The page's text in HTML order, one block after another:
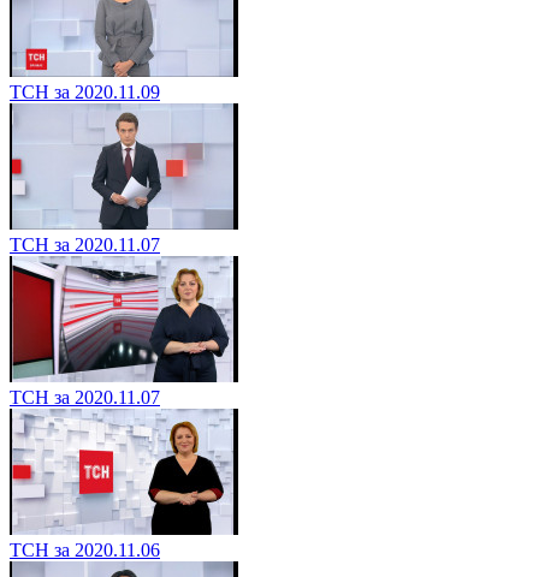
ТСН за 2020.11.09
ТСН за 2020.11.07
ТСН за 2020.11.07
ТСН за 2020.11.06